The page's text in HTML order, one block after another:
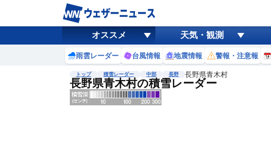
オススメ 天気・観測
雨雲レーダー 台風情報 地震情報 警報・注意報
トップ 積雪レーダー 中部 長野 長野県青木村
長野県青木村の積雪レーダー